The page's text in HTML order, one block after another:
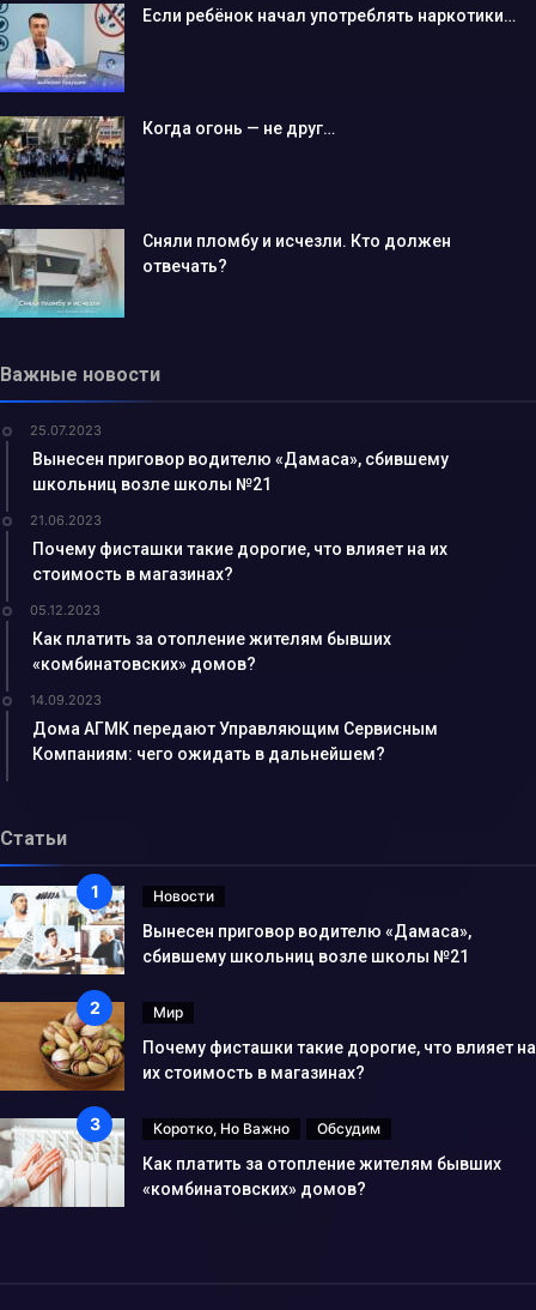
Если ребёнок начал употреблять наркотики…
Когда огонь — не друг…
Сняли пломбу и исчезли. Кто должен
отвечать?
Важные новости
25.07.2023
Вынесен приговор водителю «Дамаса», сбившему
школьниц возле школы №21
21.06.2023
Почему фисташки такие дорогие, что влияет на их
стоимость в магазинах?
05.12.2023
Как платить за отопление жителям бывших
«комбинатовских» домов?
14.09.2023
Дома АГМК передают Управляющим Сервисным
Компаниям: чего ожидать в дальнейшем?
Статьи
Новости
Вынесен приговор водителю «Дамаса»,
сбившему школьниц возле школы №21
Мир
Почему фисташки такие дорогие, что влияет на
их стоимость в магазинах?
Коротко, Но Важно Обсудим
Как платить за отопление жителям бывших
«комбинатовских» домов?